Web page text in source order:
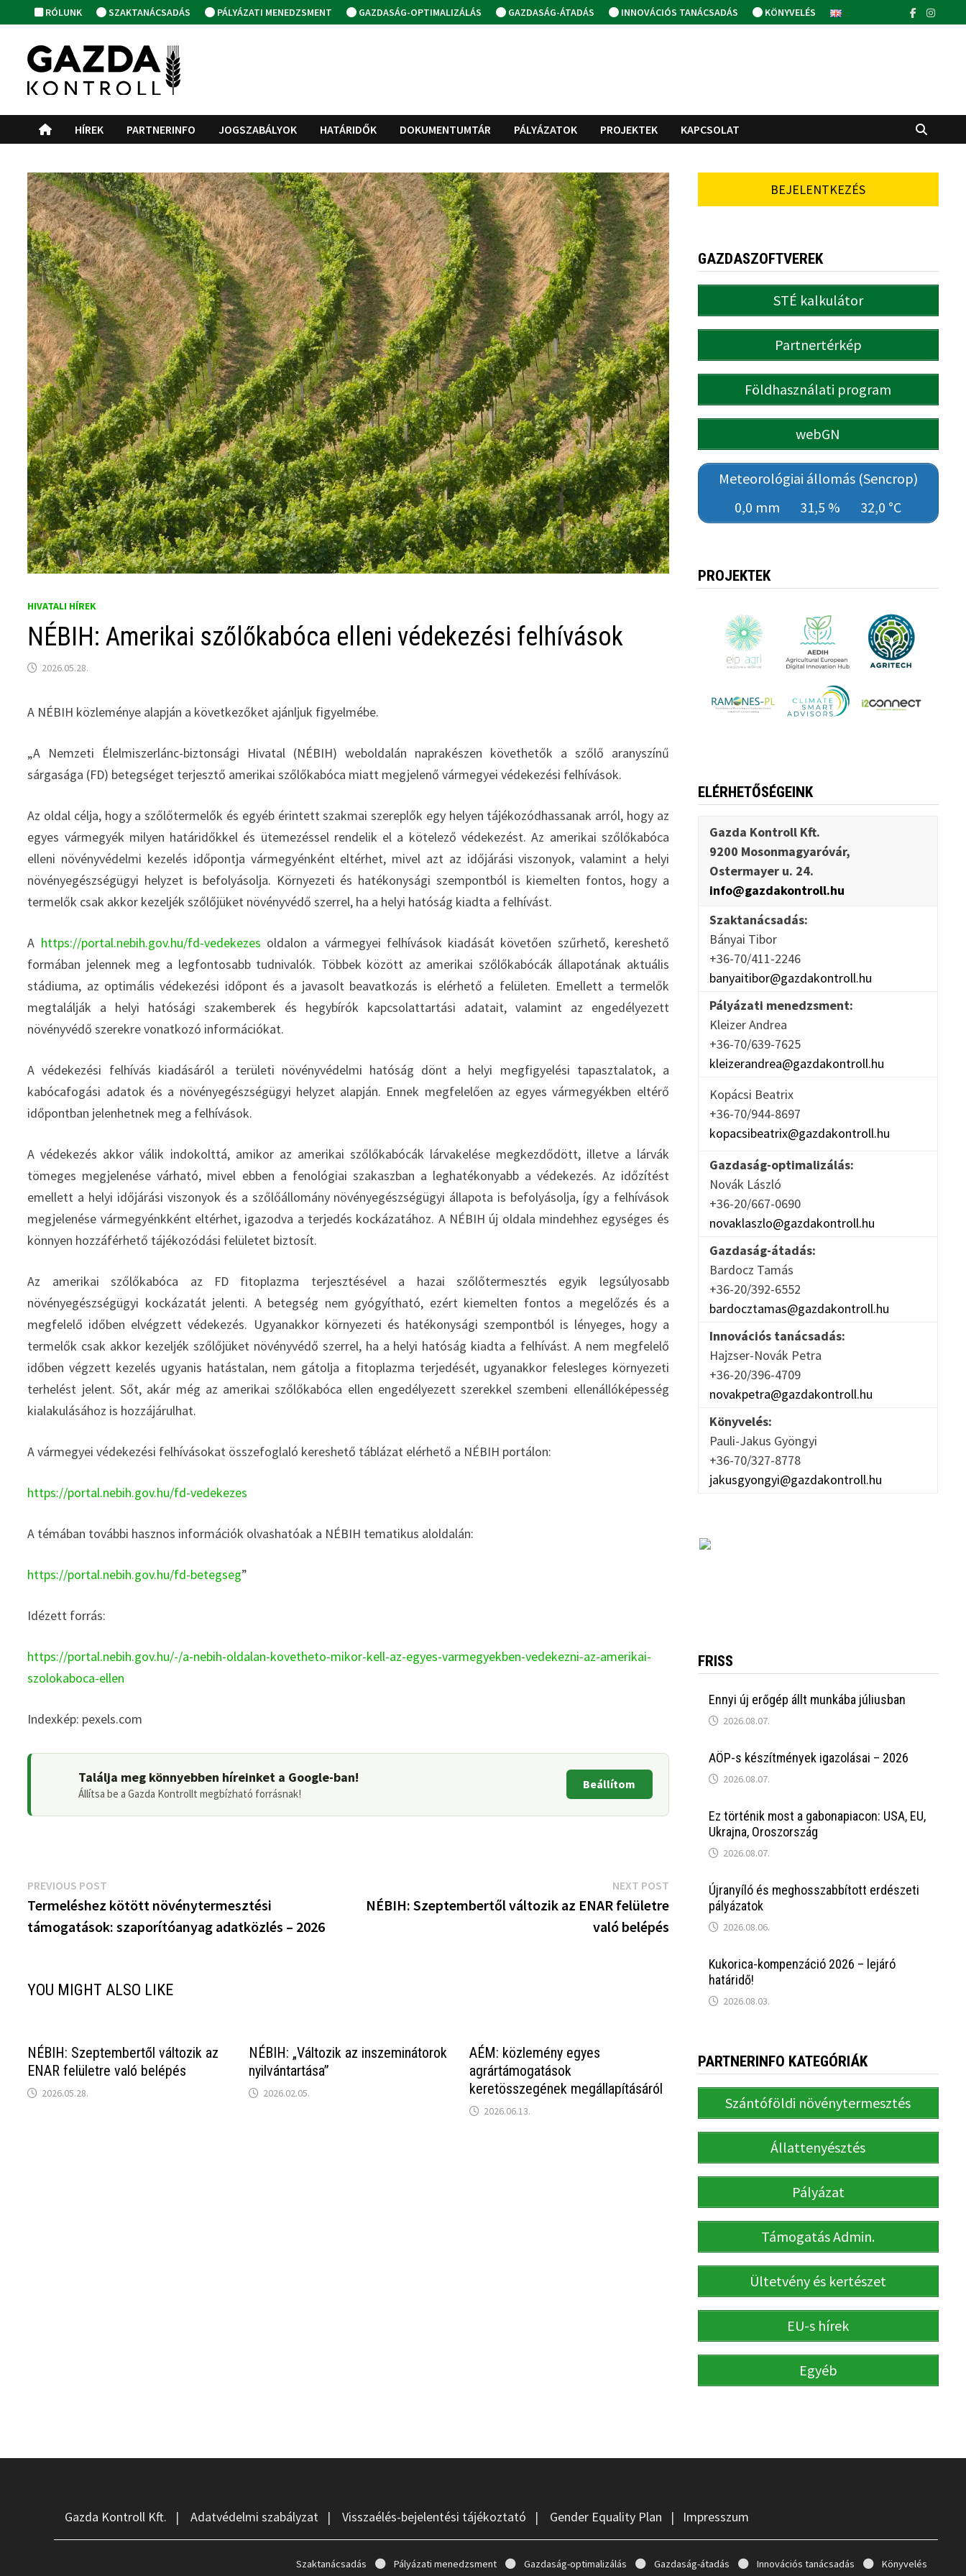
to
content
RÓLUNK SZAKTANÁCSADÁS PÁLYÁZATI MENEDZSMENT GAZDASÁG-OPTIMALIZÁLÁS GAZDASÁG-ÁTADÁS INNOVÁCIÓS TANÁCSADÁS KÖNYVELÉS
HÍREK PARTNERINFO JOGSZABÁLYOK HATÁRIDŐK DOKUMENTUMTÁR PÁLYÁZATOK PROJEKTEK KAPCSOLAT
HIVATALI HÍREK
NÉBIH: Amerikai szőlőkabóca elleni védekezési felhívások
2026.05.28.
A NÉBIH közleménye alapján a következőket ajánljuk figyelmébe.
„A Nemzeti Élelmiszerlánc-biztonsági Hivatal (NÉBIH) weboldalán naprakészen követhetők a szőlő aranyszínű
sárgasága (FD) betegséget terjesztő amerikai szőlőkabóca miatt megjelenő vármegyei védekezési felhívások.
Az oldal célja, hogy a szőlőtermelők és egyéb érintett szakmai szereplők egy helyen tájékozódhassanak arról, hogy az
egyes vármegyék milyen határidőkkel és ütemezéssel rendelik el a kötelező védekezést. Az amerikai szőlőkabóca
elleni növényvédelmi kezelés időpontja vármegyénként eltérhet, mivel azt az időjárási viszonyok, valamint a helyi
növényegészségügyi helyzet is befolyásolja. Környezeti és hatékonysági szempontból is kiemelten fontos, hogy a
termelők csak akkor kezeljék szőlőjüket növényvédő szerrel, ha a helyi hatóság kiadta a felhívást.
A https://portal.nebih.gov.hu/fd-vedekezes oldalon a vármegyei felhívások kiadását követően szűrhető, kereshető
formában jelennek meg a legfontosabb tudnivalók. Többek között az amerikai szőlőkabócák állapotának aktuális
stádiuma, az optimális védekezési időpont és a javasolt beavatkozás is elérhető a felületen. Emellett a termelők
megtalálják a helyi hatósági szakemberek és hegybírók kapcsolattartási adatait, valamint az engedélyezett
növényvédő szerekre vonatkozó információkat.
A védekezési felhívás kiadásáról a területi növényvédelmi hatóság dönt a helyi megfigyelési tapasztalatok, a
kabócafogási adatok és a növényegészségügyi helyzet alapján. Ennek megfelelően az egyes vármegyékben eltérő
időpontban jelenhetnek meg a felhívások.
A védekezés akkor válik indokolttá, amikor az amerikai szőlőkabócák lárvakelése megkezdődött, illetve a lárvák
tömeges megjelenése várható, mivel ebben a fenológiai szakaszban a leghatékonyabb a védekezés. Az időzítést
emellett a helyi időjárási viszonyok és a szőlőállomány növényegészségügyi állapota is befolyásolja, így a felhívások
megjelenése vármegyénkként eltérhet, igazodva a terjedés kockázatához. A NÉBIH új oldala mindehhez egységes és
könnyen hozzáférhető tájékozódási felületet biztosít.
Az amerikai szőlőkabóca az FD fitoplazma terjesztésével a hazai szőlőtermesztés egyik legsúlyosabb
növényegészségügyi kockázatát jelenti. A betegség nem gyógyítható, ezért kiemelten fontos a megelőzés és a
megfelelő időben elvégzett védekezés. Ugyanakkor környezeti és hatékonysági szempontból is lényeges, hogy a
termelők csak akkor kezeljék szőlőjüket növényvédő szerrel, ha a helyi hatóság kiadta a felhívást. A nem megfelelő
időben végzett kezelés ugyanis hatástalan, nem gátolja a fitoplazma terjedését, ugyanakkor felesleges környezeti
terhelést jelent. Sőt, akár még az amerikai szőlőkabóca ellen engedélyezett szerekkel szembeni ellenállóképesség
kialakulásához is hozzájárulhat.
A vármegyei védekezési felhívásokat összefoglaló kereshető táblázat elérhető a NÉBIH portálon:
https://portal.nebih.gov.hu/fd-vedekezes
A témában további hasznos információk olvashatóak a NÉBIH tematikus aloldalán:
https://portal.nebih.gov.hu/fd-betegseg”
Idézett forrás:
https://portal.nebih.gov.hu/-/a-nebih-oldalan-kovetheto-mikor-kell-az-egyes-varmegyekben-vedekezni-az-amerikai-
szolokaboca-ellen
Indexkép: pexels.com
Találja meg könnyebben híreinket a Google-ban!
Állítsa be a Gazda Kontrollt megbízható forrásnak!
Beállítom
Bejegyzés
navigáció
PREVIOUS POST
post:
Termeléshez kötött növénytermesztési
támogatások: szaporítóanyag adatközlés – 2026
NEXT POSTNext
post:
NÉBIH: Szeptembertől változik az ENAR felületre
való belépés
YOU MIGHT ALSO LIKE
NÉBIH: Szeptembertől változik az
ENAR felületre való belépés
2026.05.28.
NÉBIH: „Változik az inszeminátorok
nyilvántartása”
2026.02.05.
AÉM: közlemény egyes
agrártámogatások
keretösszegének megállapításáról
2026.06.13.
BEJELENTKEZÉS
GAZDASZOFTVEREK
STÉ kalkulátor
Partnertérkép
Földhasználati program
webGN
Meteorológiai állomás (Sencrop)
0,0 mm
31,5 % 32,0 °C
PROJEKTEK
ELÉRHETŐSÉGEINK
Gazda Kontroll Kft.
9200 Mosonmagyaróvár,
Ostermayer u. 24.
info@gazdakontroll.hu
Szaktanácsadás:
Bányai Tibor
+36-70/411-2246
banyaitibor@gazdakontroll.hu
Pályázati menedzsment:
Kleizer Andrea
+36-70/639-7625
kleizerandrea@gazdakontroll.hu
Kopácsi Beatrix
+36-70/944-8697
kopacsibeatrix@gazdakontroll.hu
Gazdaság-optimalizálás:
Novák László
+36-20/667-0690
novaklaszlo@gazdakontroll.hu
Gazdaság-átadás:
Bardocz Tamás
+36-20/392-6552
bardocztamas@gazdakontroll.hu
Innovációs tanácsadás:
Hajzser-Novák Petra
+36-20/396-4709
novakpetra@gazdakontroll.hu
Könyvelés:
Pauli-Jakus Gyöngyi
+36-70/327-8778
jakusgyongyi@gazdakontroll.hu
FRISS
Ennyi új erőgép állt munkába júliusban
2026.08.07.
AÖP-s készítmények igazolásai – 2026
2026.08.07.
Ez történik most a gabonapiacon: USA, EU,
Ukrajna, Oroszország
2026.08.07.
Újranyíló és meghosszabbított erdészeti
pályázatok
2026.08.06.
Kukorica-kompenzáció 2026 – lejáró
határidő!
2026.08.03.
PARTNERINFO KATEGÓRIÁK
Szántóföldi növénytermesztés
Állattenyésztés
Pályázat
Támogatás Admin.
Ültetvény és kertészet
EU-s hírek
Egyéb
Gazda Kontroll Kft. |Adatvédelmi szabályzat |Visszaélés-bejelentési tájékoztató | Gender Equality Plan | Impresszum
Szaktanácsadás Pályázati menedzsment Gazdaság-optimalizálás Gazdaság-átadás Innovációs tanácsadás Könyvelés